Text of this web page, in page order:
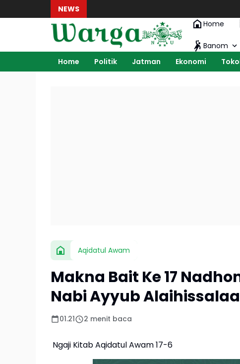
NEWS
Home
Banom
Home
Politik Jatman Ekonomi
Aqidatul Awam
Makna Bait Ke 17
Nabi Ayyub
01.21 2 menit baca
Ngaji Kitab Aqidatul Awam 17-6